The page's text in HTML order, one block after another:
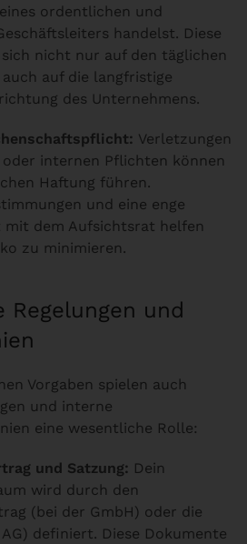
ordentlichen und
handelst. Diese
nicht nur auf den täglichen
auf die langfristige
des Unternehmens.
Verletzungen
internen Pflichten können
Haftung führen.
und eine enge
mit dem Aufsichtsrat helfen
zu minimieren.
Regelungen und
Vorgaben spielen auch
und interne
eine wesentliche Rolle:
und Satzung: Dein
wird durch den
(bei der GmbH) oder die
definiert. Diese Dokumente